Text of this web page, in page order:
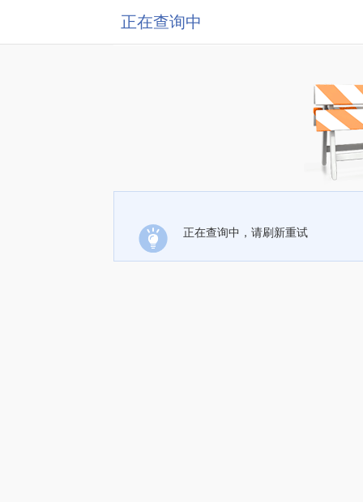
正在查询中
正在查询中，请刷新重试